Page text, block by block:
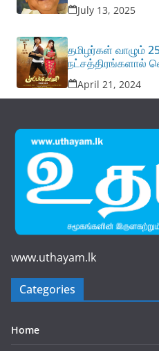
July 13, 2025
தமிழர்கள் வாழும் 25 நாடுகளில் உள்ள 200
நட்சத்திரங்களால் வெளியிடப்படவுள்ள
முட்டக்கண்ணி பாடல்.
April 21, 2024
www.uthayam.lk
Categories
Home